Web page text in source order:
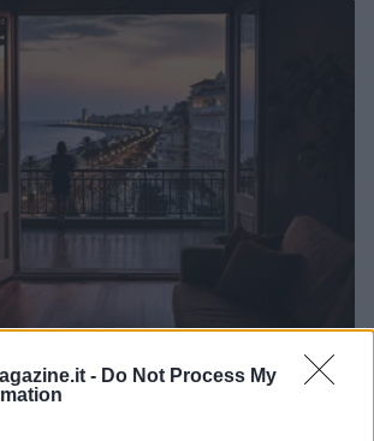
- Do Not Process My
a Valencia: opportunità e vantaggi